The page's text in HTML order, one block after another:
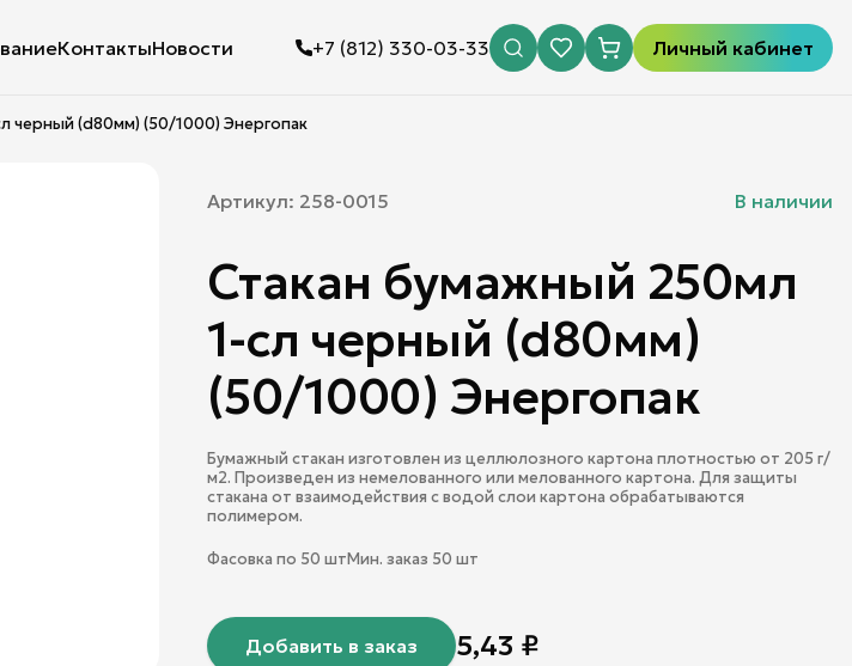
КонтактыНовости +7 (812) 330-03-33 Личный кабинет
черный (d80мм) (50/1000) Энергопак
Артикул: 258-0015 В наличии
Стакан бумажный 250мл
1-сл черный (d80мм)
(50/1000) Энергопак
Бумажный стакан изготовлен из целлюлозного картона плотностью от 205 г/
м2. Произведен из немелованного или мелованного картона. Для защиты
стакана от взаимодействия с водой слои картона обрабатываются
полимером.
Фасовка по 50 штМин. заказ 50 шт
Добавить в заказ 5,43 ₽